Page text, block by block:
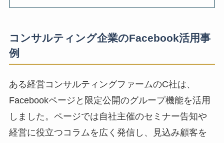
コンサルティング企業のFacebook活用事
例
ある経営コンサルティングファームのC社は、
Facebookページと限定公開のグループ機能を活用
しました。ページでは自社主催のセミナー告知や
経営に役立つコラムを広く発信し、見込み顧客を